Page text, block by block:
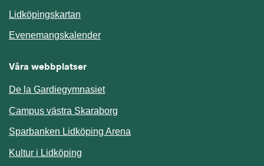
Lidköpingskartan
EvenemangskalenderLänk till annan webbplats.
Våra webbplatser
De la Gardiegymnasiet
Campus västra Skaraborg
Sparbanken Lidköping Arena
Kultur i Lidköping